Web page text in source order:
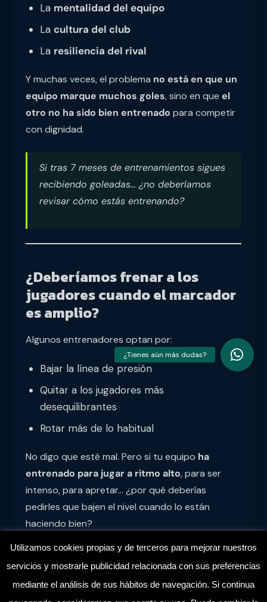
La mentalidad del equipo
La cultura del club
La resiliencia del rival
Y muchas veces, el problema no está en que un
equipo marque muchos goles, sino en que el
otro no ha sido bien entrenado para competir
con dignidad.
Si tras 7 meses de entrenamientos sigues
recibiendo goleadas… ¿no deberíamos
revisar cómo estás entrenando?
¿Deberíamos frenar a los
jugadores cuando el marcador
es amplio?
Algunos entrenadores optan por:
Bajar la línea de presión
Quitar a los jugadores más
desequilibrantes
Rotar más de lo habitual
No digo que esté mal. Pero si tu equipo ha
entrenado para jugar a ritmo alto, para ser
intenso, para apretar… ¿por qué deberías
pedirles que bajen el nivel cuando lo están
haciendo bien?
Coherencia Por Encima Del
Resultado
Utilizamos cookies propias y de terceros para mejorar nuestros
servicios y mostrarle publicidad relacionada con sus preferencias
mediante el análisis de sus hábitos de navegación. Si continua